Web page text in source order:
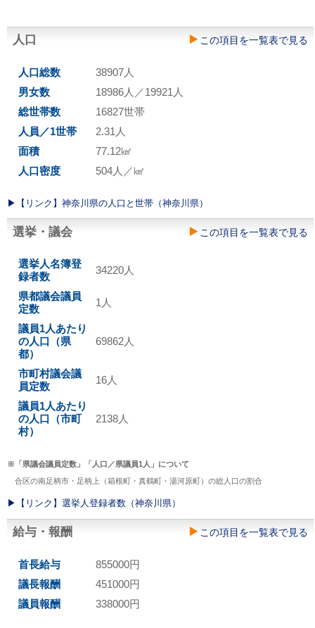
人口 この項目を一覧表で見る
人口総数
38907人
男女数
18986人／19921人
総世帯数
16827世帯
人員／1世帯
2.31人
面積
77.12㎢
人口密度
504人／㎢
▶︎【リンク】神奈川県の人口と世帯（神奈川県）
選挙・議会 この項目を一覧表で見る
選挙人名簿登
録者数
34220人
県都議会議員
定数
1人
議員1人あたり
の人口（県
都）
69862人
市町村議会議
員定数
16人
議員1人あたり
の人口（市町
村）
2138人
※「県議会議員定数」「人口／県議員1人」について
合区の南足柄市・足柄上（箱根町・真鶴町・湯河原町）の総人口の割合
▶︎【リンク】選挙人登録者数（神奈川県）
給与・報酬 この項目を一覧表で見る
首長給与
855000円
議長報酬
451000円
議員報酬
338000円